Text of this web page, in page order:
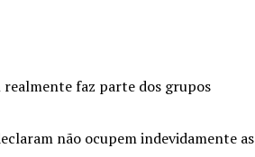
realmente faz parte dos grupos
não ocupem indevidamente as